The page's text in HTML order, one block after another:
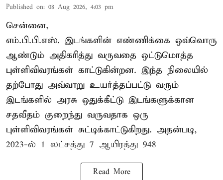
Published on: 08 Aug 2026, 4:03 pm
சென்னை,
எம்.பி.பி.எஸ். இடங்களின் எண்ணிக்கை ஒவ்வொரு
ஆண்டும் அதிகரித்து வருவதை ஒட்டுமொத்த
புள்ளிவிவரங்கள் காட்டுகின்றன. இந்த நிலையில்
தற்போது அவ்வாறு உயர்த்தப்பட்டு வரும்
இடங்களில் அரசு ஒதுக்கீட்டு இடங்களுக்கான
சதவீதம் குறைந்து வருவதாக ஒரு
புள்ளிவிவரங்கள் சுட்டிக்காட்டுகிறது. அதன்படி,
2023-ல் 1 லட்சத்து 7 ஆயிரத்து 948
Read More